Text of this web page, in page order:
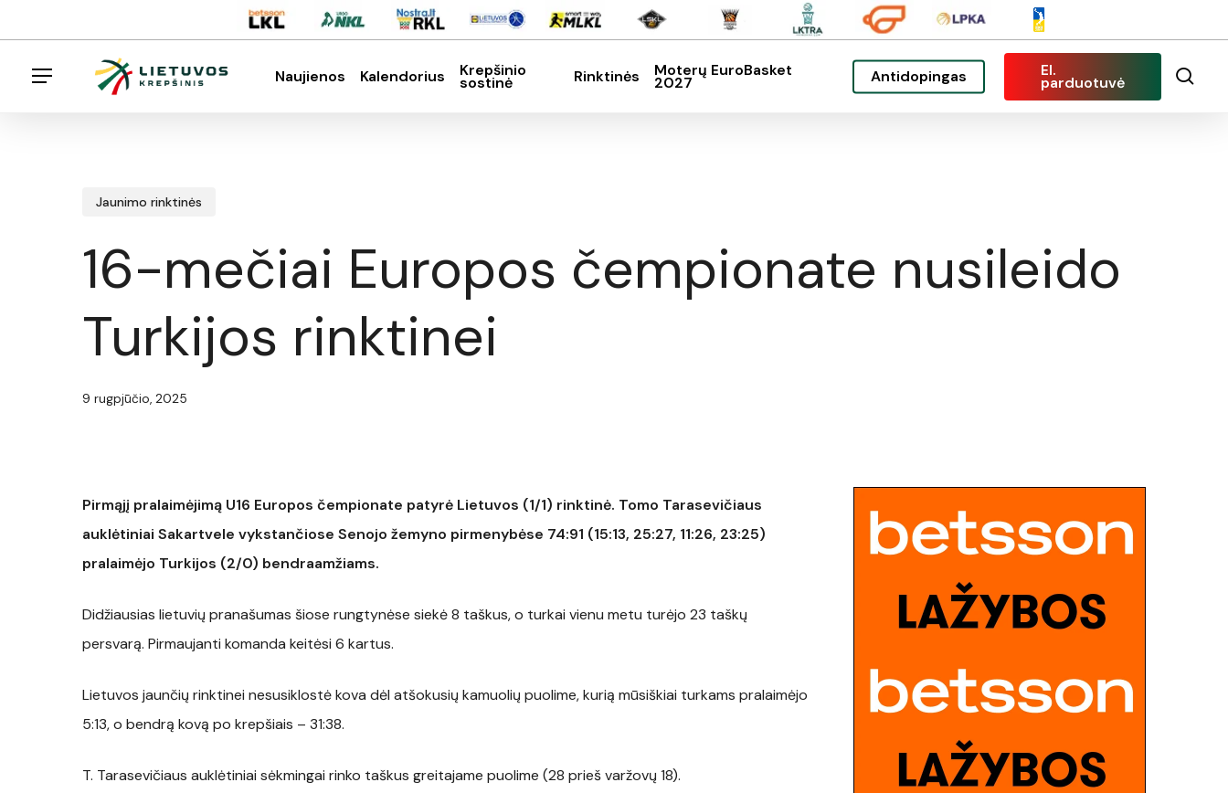
to
Menu
Naujienos Kalendorius Krepšinio
sostinė Rinktinės Moterų EuroBasket
2027 Antidopingas El.
parduotuvė
Jaunimo rinktinės
16-mečiai Europos čempionate nusileido
Turkijos rinktinei
9 rugpjūčio, 2025
Pirmąjį pralaimėjimą U16 Europos čempionate patyrė Lietuvos (1/1) rinktinė. Tomo Tarasevičiaus
auklėtiniai Sakartvele vykstančiose Senojo žemyno pirmenybėse 74:91 (15:13, 25:27, 11:26, 23:25)
pralaimėjo Turkijos (2/0) bendraamžiams.
Didžiausias lietuvių pranašumas šiose rungtynėse siekė 8 taškus, o turkai vienu metu turėjo 23 taškų
persvarą. Pirmaujanti komanda keitėsi 6 kartus.
Lietuvos jaunčių rinktinei nesusiklostė kova dėl atšokusių kamuolių puolime, kurią mūsiškiai turkams pralaimėjo
5:13, o bendrą kovą po krepšiais – 31:38.
T. Tarasevičiaus auklėtiniai sėkmingai rinko taškus greitajame puolime (28 prieš varžovų 18).